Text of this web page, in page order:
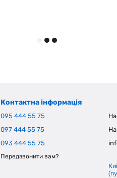
Контактна інформація
095 444 55 75
097 444 55 75
093 444 55 75
Передзвонити вам?